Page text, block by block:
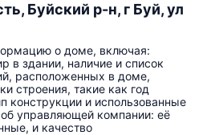
Буйский р-н, г Буй, ул
о доме, включая:
в здании, наличие и список
расположенных в доме,
строения, такие как год
конструкции и использованные
управляющей компании: её
и качество